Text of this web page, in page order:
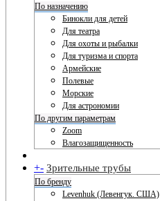
По назначению
Бинокли для детей
Для театра
Для охоты и рыбалки
Для туризма и спорта
Армейские
Полевые
Морские
Для астрономии
По другим параметрам
Zoom
Влагозащищенность
+- Зрительные трубы
По бренду
Levenhuk (Левенгук. США)